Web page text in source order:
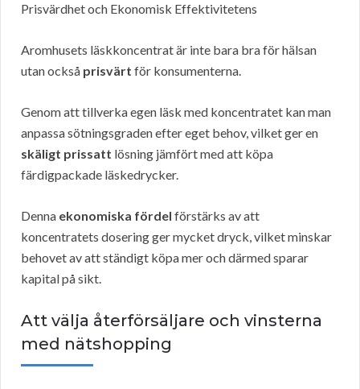
Prisvärdhet och Ekonomisk Effektivitetens
Aromhusets läskkoncentrat är inte bara bra för hälsan
utan också prisvärt för konsumenterna.
Genom att tillverka egen läsk med koncentratet kan man
anpassa sötningsgraden efter eget behov, vilket ger en
skäligt prissatt lösning jämfört med att köpa
färdigpackade läskedrycker.
Denna ekonomiska fördel förstärks av att
koncentratets dosering ger mycket dryck, vilket minskar
behovet av att ständigt köpa mer och därmed sparar
kapital på sikt.
Att välja återförsäljare och vinsterna
med nätshopping